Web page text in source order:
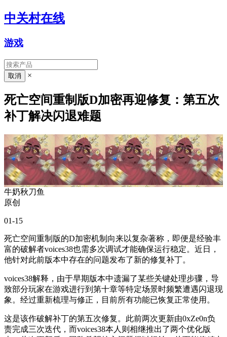
中关村在线
游戏
×
死亡空间重制版D加密再迎修复：第五次
补丁解决闪退难题
牛奶秋刀鱼
原创
01-15
死亡空间重制版的D加密机制向来以复杂著称，即便是经验丰
富的破解者voices38也需多次调试才能确保运行稳定。近日，
他针对此前版本中存在的问题发布了新的修复补丁。
voices38解释，由于早期版本中遗漏了某些关键处理步骤，导
致部分玩家在游戏进行到第十章等特定场景时频繁遭遇闪退现
象。经过重新梳理与修正，目前所有功能已恢复正常使用。
这是该作破解补丁的第五次修复。此前两次更新由0xZe0n负
责完成三次迭代，而voices38本人则相继推出了两个优化版